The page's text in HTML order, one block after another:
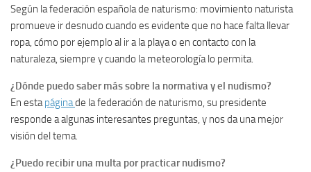
Según la federación española de naturismo: movimiento naturista
promueve ir desnudo cuando es evidente que no hace falta llevar
ropa, cómo por ejemplo al ir a la playa o en contacto con la
naturaleza, siempre y cuando la meteorología lo permita.
¿Dónde puedo saber más sobre la normativa y el nudismo?
En estapáginade la federación de naturismo, su presidente
responde a algunas interesantes preguntas, y nos da una mejor
visión del tema.
¿Puedo recibir una multa por practicar nudismo?